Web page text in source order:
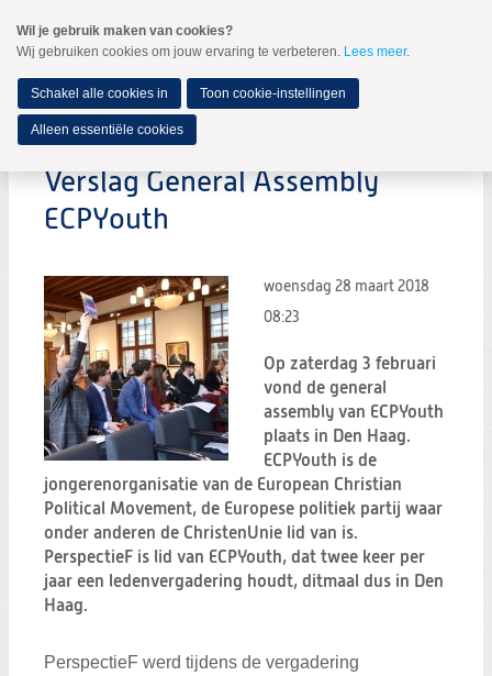
naar
Spring
de
inhoud
Spring
naar
hoofdmenu
MENU
Zoeken:
Zoeken
Verslag General Assembly
ECPYouth
woensdag 28 maart 2018
08:23
Op zaterdag 3 februari
vond de general
assembly van ECPYouth
plaats in Den Haag.
ECPYouth is de
jongerenorganisatie van de European Christian
Political Movement, de Europese politiek partij waar
onder anderen de ChristenUnie lid van is.
PerspectieF is lid van ECPYouth, dat twee keer per
jaar een ledenvergadering houdt, ditmaal dus in Den
Haag.
PerspectieF werd tijdens de vergadering
Wil je gebruik maken van cookies?
Wij gebruiken cookies om jouw ervaring te verbeteren. Lees meer.
Schakel alle cookies in Toon cookie-instellingen
Alleen essentiële cookies